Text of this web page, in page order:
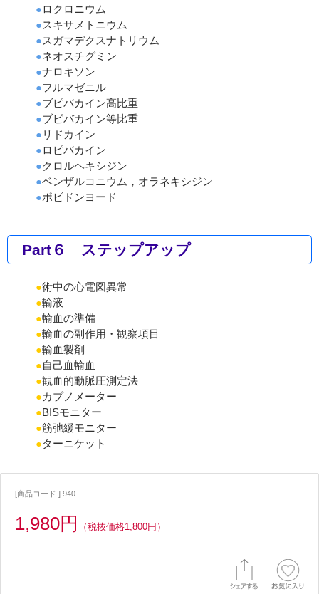
●ロクロニウム
●スキサメトニウム
●スガマデクスナトリウム
●ネオスチグミン
●ナロキソン
●フルマゼニル
●ブピバカイン高比重
●ブピバカイン等比重
● リドカイン
●ロピバカイン
●クロルヘキシジン
●ベンザルコニウム，オラネキシジン
●ポビドンヨード
Part６ ステップアップ
●術中の心電図異常
●輸液
●輸血の準備
●輸血の副作用・観察項目
●輸血製剤
●自己血輸血
●観血的動脈圧測定法
●カプノメーター
●BISモニター
●筋弛緩モニター
●ターニケット
[商品コード ] 940
1,980円 （税抜価格1,800円）